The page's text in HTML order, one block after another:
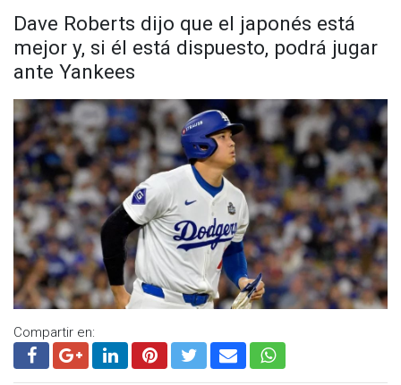
Dave Roberts dijo que el japonés está
mejor y, si él está dispuesto, podrá jugar
ante Yankees
Compartir en: